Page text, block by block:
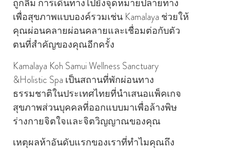
ถูกลืม การเดินทางไปยังจุดหมายปลายทาง
เพื่อสุขภาพแบบองค์รวมเช่น Kamalaya ช่วยให้
คุณผ่อนคลายผ่อนคลายและเชื่อมต่อกับตัว
ตนที่สําคัญของคุณอีกครั้ง
Kamalaya Koh Samui Wellness Sanctuary
&Holistic Spa เป็นสถานที่พักผ่อนทาง
ธรรมชาติในประเทศไทยที่นําเสนอแพ็คเกจ
สุขภาพส่วนบุคคลที่ออกแบบมาเพื่อล้างพิษ
ร่างกายจิตใจและจิตวิญญาณของคุณ
เหตุผลห้าอันดับแรกของเราที่ทําไมคุณถึง